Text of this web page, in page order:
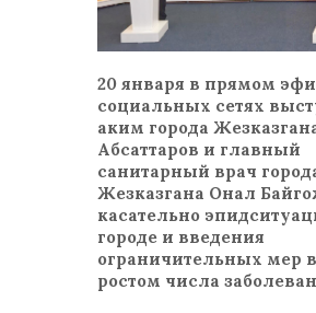
20 января в прямом
социальных сетях
аким города
Абсаттаров и главный
санитарный врач
Жезказгана Онал
касательно
городе и введения
ограничительных мер
ростом числа